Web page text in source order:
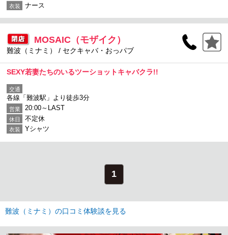
衣装 ナース
MOSAIC（モザイク）
難波（ミナミ） / セクキャバ・おっパブ
SEXY若妻たちのいるツーショットキャバクラ!!
交通
各線「難波駅」より徒歩3分
営業 20:00～LAST
休日 不定休
衣装 Yシャツ
1
難波（ミナミ）の口コミ体験談を見る